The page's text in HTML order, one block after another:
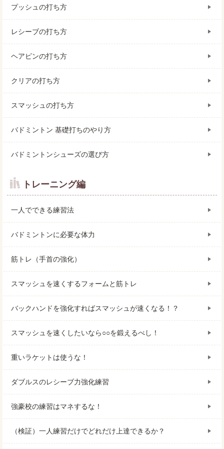
プッシュの打ち方
レシーブの打ち方
ヘアピンの打ち方
クリアの打ち方
スマッシュの打ち方
バドミントン 基礎打ちのやり方
バドミントンシューズの選び方
トレーニング編
一人でできる練習法
バドミントンに必要な体力
筋トレ（手首の強化）
スマッシュを速くするフォームと筋トレ
バックハンドを強化すればスマッシュが速くなる！？
スマッシュを速くしたいなら○○を鍛えるべし！
重いラケットは使うな！
ダブルスのレシーブ力強化練習
強豪校の練習はマネするな！
（検証）一人練習だけでどれだけ上達できるか？